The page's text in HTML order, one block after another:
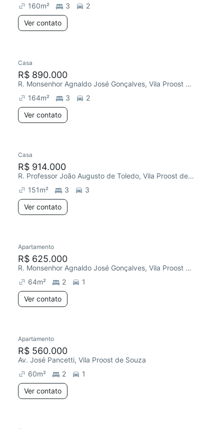
160m² 3
2
Ver contato
Casa
R$ 890.000
R. Monsenhor Agnaldo José Gonçalves, Vila Proost de Souza
164m² 3
2
Ver contato
Casa
R$ 914.000
R. Professor João Augusto de Toledo, Vila Proost de Souza
151m² 3
3
Ver contato
Apartamento
R$ 625.000
R. Monsenhor Agnaldo José Gonçalves, Vila Proost de Souza
64m² 2
1
Ver contato
Apartamento
R$ 560.000
Av. José Pancetti, Vila Proost de Souza
60m² 2
1
Ver contato